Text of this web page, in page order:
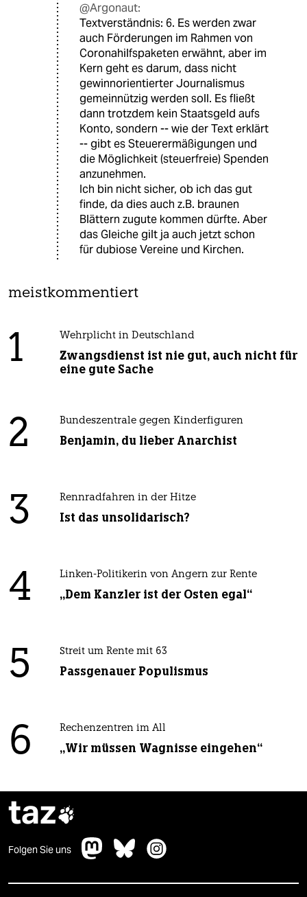
@Argonaut:
Textverständnis: 6. Es werden zwar
auch Förderungen im Rahmen von
Coronahilfspaketen erwähnt, aber im
Kern geht es darum, dass nicht
gewinnorientierter Journalismus
gemeinnützig werden soll. Es fließt
dann trotzdem kein Staatsgeld aufs
Konto, sondern -- wie der Text erklärt
-- gibt es Steuerermäßigungen und
die Möglichkeit (steuerfreie) Spenden
anzunehmen.
Ich bin nicht sicher, ob ich das gut
finde, da dies auch z.B. braunen
Blättern zugute kommen dürfte. Aber
das Gleiche gilt ja auch jetzt schon
für dubiose Vereine und Kirchen.
meistkommentiert
1 Wehrplicht in Deutschland
Zwangsdienst ist nie gut, auch nicht für
eine gute Sache
2 Bundeszentrale gegen Kinderfiguren
Benjamin, du lieber Anarchist
3 Rennradfahren in der Hitze
Ist das unsolidarisch?
4 Linken-Politikerin von Angern zur Rente
„Dem Kanzler ist der Osten egal“
5 Streit um Rente mit 63
Passgenauer Populismus
6 Rechenzentren im All
„Wir müssen Wagnisse eingehen“
taz
Folgen Sie uns